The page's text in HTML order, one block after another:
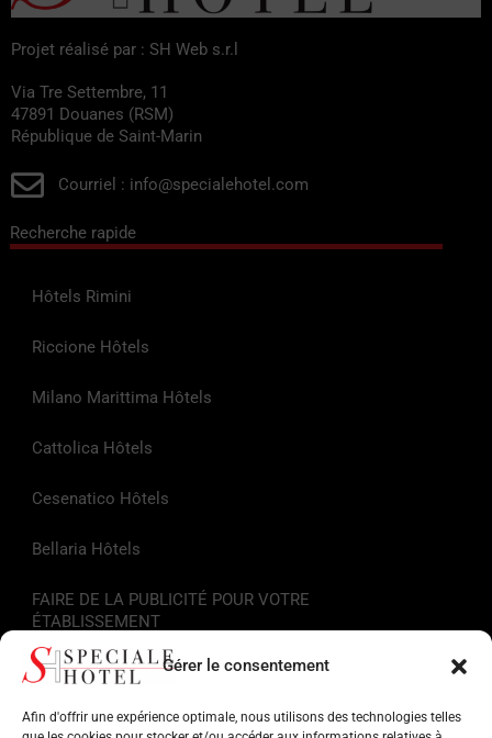
Gérer le consentement
Afin d'offrir une expérience optimale, nous utilisons des technologies telles
Projet réalisé par : SH Web s.r.l
Via Tre Settembre, 11
47891 Douanes (RSM)
République de Saint-Marin
Courriel : info@specialehotel.com
Recherche rapide
Hôtels Rimini
Riccione Hôtels
Milano Marittima Hôtels
Cattolica Hôtels
Cesenatico Hôtels
Bellaria Hôtels
FAIRE DE LA PUBLICITÉ POUR VOTRE
ÉTABLISSEMENT
Liens utiles
Informations touristiques